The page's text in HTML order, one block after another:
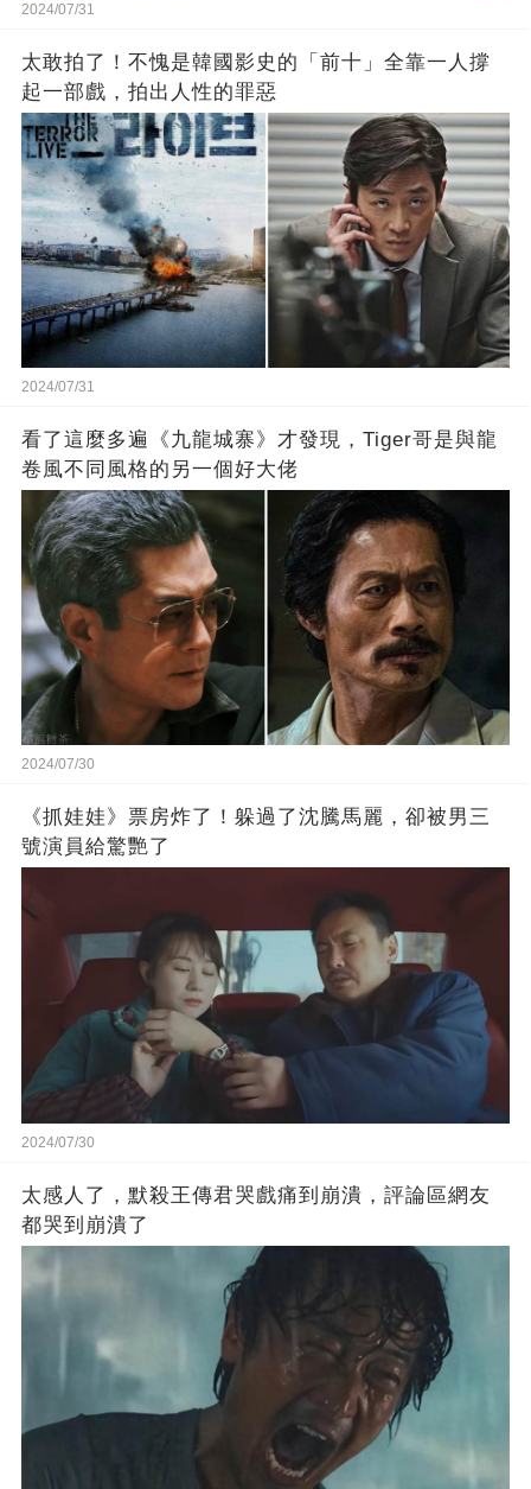
2024/07/31
太敢拍了！不愧是韓國影史的「前十」全靠一人撐
起一部戲，拍出人性的罪惡
2024/07/31
看了這麼多遍《九龍城寨》才發現，Tiger哥是與龍
卷風不同風格的另一個好大佬
2024/07/30
《抓娃娃》票房炸了！躲過了沈騰馬麗，卻被男三
號演員給驚艷了
2024/07/30
太感人了，默殺王傳君哭戲痛到崩潰，評論區網友
都哭到崩潰了